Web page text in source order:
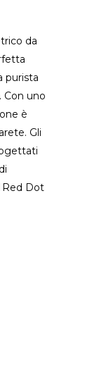
da
purista
Con uno
è
Gli
Red Dot